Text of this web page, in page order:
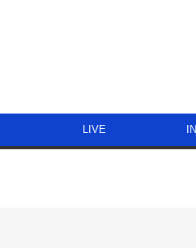
LIVE